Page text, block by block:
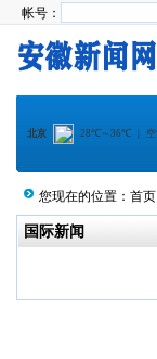
帐号：
您现在的位置： 首页
国际新闻